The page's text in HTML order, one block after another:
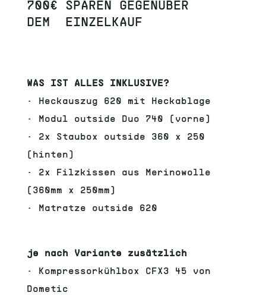
700€ SPAREN GEGENÜBER
DEM EINZELKAUF
WAS IST ALLES INKLUSIVE?
•
Heckauszug 620 mit Heckablage
•
Modul outside Duo 740 (vorne)
•
2x Staubox outside 360 x 250
(hinten)
•
2x Filzkissen aus Merinowolle
(360mm x 250mm)
•
Matratze outside 620
je nach Variante zusätzlich
•
Kompressorkühlbox CFX3 45 von
Dometic